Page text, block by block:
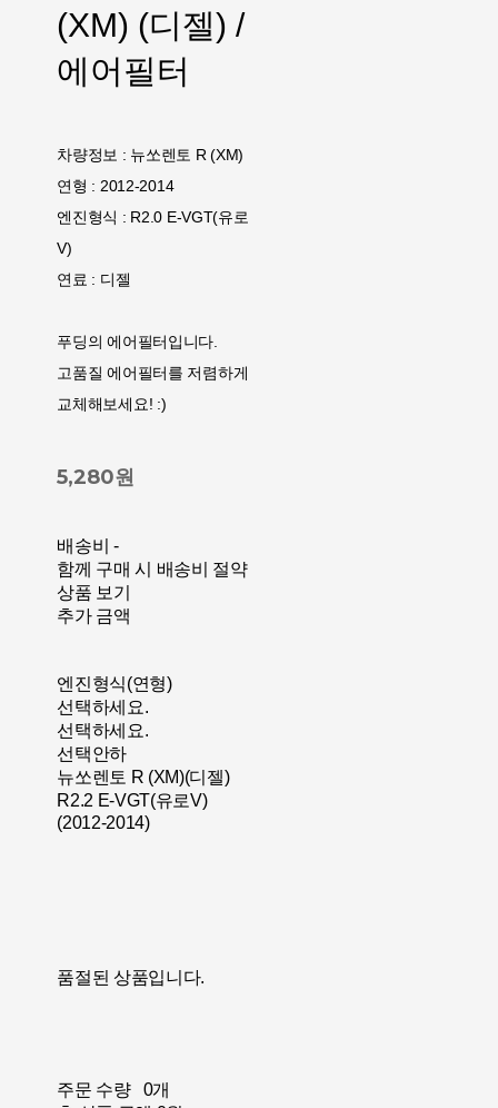
(XM) (디젤) /
에어필터
차량정보 : 뉴쏘렌토 R (XM)
연형 : 2012-2014
엔진형식 : R2.0 E-VGT(유로
V)
연료 : 디젤
푸딩의 에어필터입니다.
고품질 에어필터를 저렴하게
교체해보세요! :)
5,280원
배송비 -
함께 구매 시 배송비 절약
상품 보기
추가 금액
엔진형식(연형)
선택하세요.
선택하세요.
선택안하
뉴쏘렌토 R (XM)(디젤)
R2.2 E-VGT(유로V)
(2012-2014)
품절된 상품입니다.
주문 수량
0개